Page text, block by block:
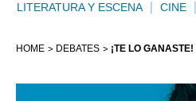
LITERATURA Y ESCENA CINE
HOME DEBATES ¡TE LO